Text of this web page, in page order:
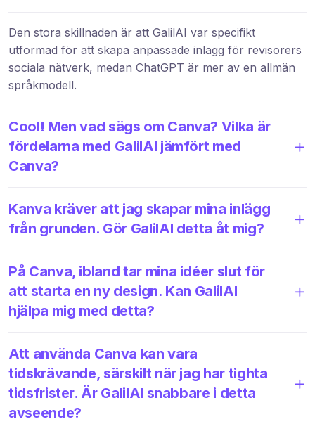
Den stora skillnaden är att GalilAI var specifikt
utformad för att skapa anpassade inlägg för revisorers
sociala nätverk, medan ChatGPT är mer av en allmän
språkmodell.
Cool! Men vad sägs om Canva? Vilka är
fördelarna med GalilAI jämfört med
Canva?
Kanva kräver att jag skapar mina inlägg
från grunden. Gör GalilAI detta åt mig?
På Canva, ibland tar mina idéer slut för
att starta en ny design. Kan GalilAI
hjälpa mig med detta?
Att använda Canva kan vara
tidskrävande, särskilt när jag har tighta
tidsfrister. Är GalilAI snabbare i detta
avseende?